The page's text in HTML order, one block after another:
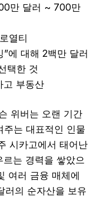
만 달러 ~ 700만
열티
에 대해 2백만 달러
택한 것
고 부동산
위버는 오랜 기간
주는 대표적인 인물
시카고에서 태어난
는 경력을 쌓았으
여러 금융 매체에
의 순자산을 보유